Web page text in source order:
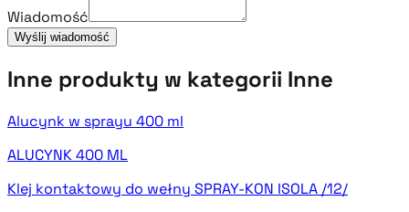
Wiadomość
Wyślij wiadomość
Inne produkty w kategorii Inne
Alucynk w sprayu 400 ml
ALUCYNK 400 ML
Klej kontaktowy do wełny SPRAY-KON ISOLA /12/